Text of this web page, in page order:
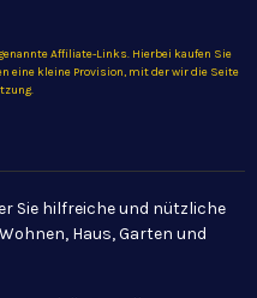
Affiliate-Links. Hierbei kaufen Sie
eine kleine Provision, mit der wir die Seite
Sie hilfreiche und nützliche
Haus, Garten und